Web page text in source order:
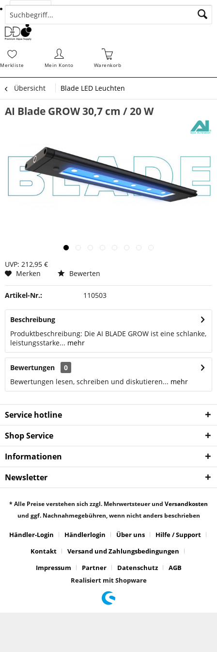
Suchen
Merkliste Mein Konto
Bestellungen Schnellerfassung
Warenkorb
Übersicht Blade LED Leuchten
AI Blade GROW 30,7 cm / 20 W
UVP: 212,95 €
Merken
Bewerten
Artikel-Nr.: 110503
Beschreibung
Produktbeschreibung: Die AI BLADE GROW ist eine schlanke,
leistungsstarke... mehr
Bewertungen
0
Bewertungen lesen, schreiben und diskutieren... mehr
Service hotline
Shop Service
Informationen
Newsletter
* Alle Preise verstehen sich zzgl. Mehrwertsteuer und Versandkosten
und ggf. Nachnahmegebühren, wenn nicht anders beschrieben
Händler-Login Händlerlogin Über uns
Hilfe / Support
Kontakt
Versand und Zahlungsbedingungen
Impressum
Partner Datenschutz
AGB
Realisiert mit Shopware